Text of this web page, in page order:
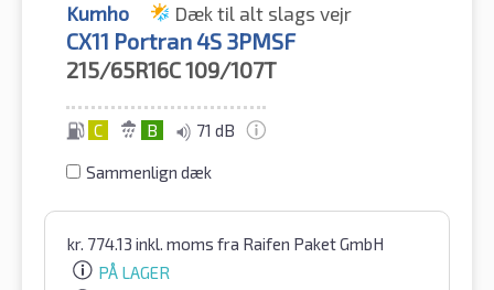
Kumho Dæk til alt slags vejr
CX11 Portran 4S 3PMSF
215/65R16C109/107T
C B 71 dB
Sammenlign dæk
kr. 774.13 inkl. moms fra Raifen Paket GmbH
PÅ LAGER